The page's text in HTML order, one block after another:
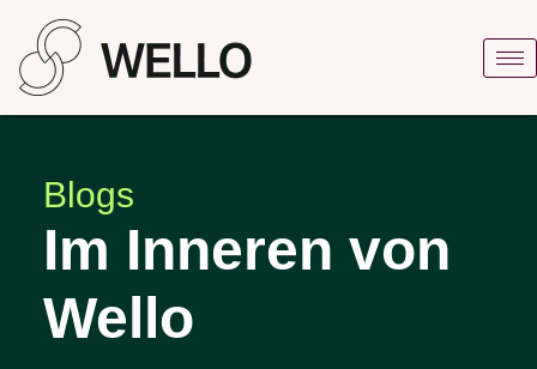
Blogs
Im Inneren von
Wello